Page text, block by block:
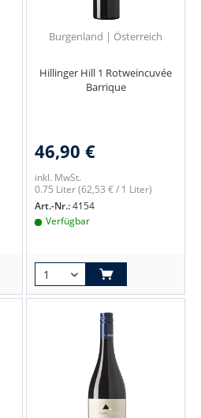
Burgenland | Österreich
Hillinger Hill 1 Rotweincuvée
Barrique
46,90 €
inkl. MwSt.
0.75 Liter(62,53 € / 1 Liter)
Art.-Nr.:4154
Verfügbar